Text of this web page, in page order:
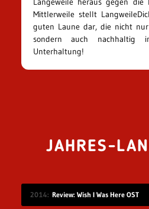
Mittlerweile stellt
guten Laune dar, die nicht
sondern auch nachhaltig
Unterhaltung!
JAHRES-
2014 Review: Wish I Was Here OST